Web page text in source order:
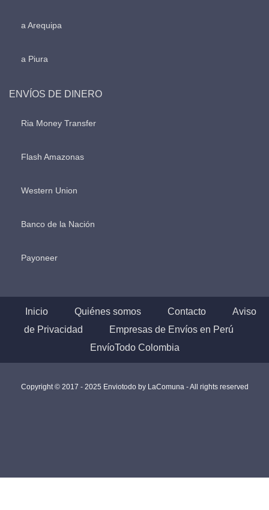
a Arequipa
a Piura
ENVÍOS DE DINERO
Ria Money Transfer
Flash Amazonas
Western Union
Banco de la Nación
Payoneer
Inicio Quiénes somos Contacto
Aviso
de Privacidad
Empresas de Envíos en Perú
EnvíoTodo Colombia
Copyright © 2017 - 2025 Enviotodo by LaComuna- All rights reserved